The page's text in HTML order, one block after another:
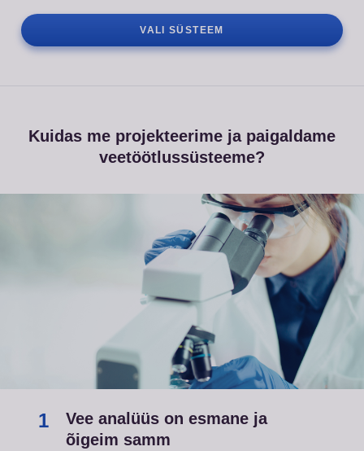
VALI SÜSTEEM
Kuidas me projekteerime ja paigaldame
veetöötlussüsteeme?
1
Vee analüüs on esmane ja
õigeim samm